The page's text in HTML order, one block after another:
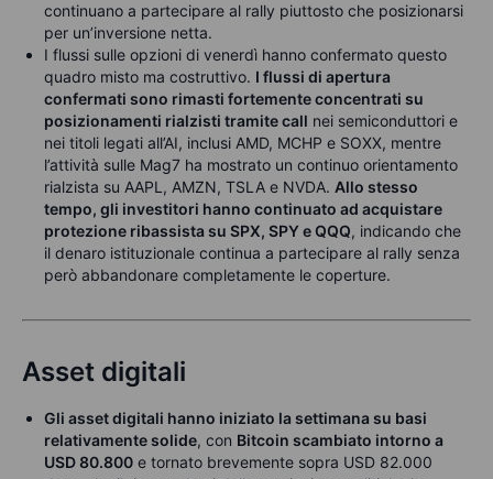
continuano a partecipare al rally piuttosto che posizionarsi
per un’inversione netta.
I flussi sulle opzioni di venerdì hanno confermato questo
quadro misto ma costruttivo. I flussi di apertura
confermati sono rimasti fortemente concentrati su
posizionamenti rialzisti tramite call nei semiconduttori e
nei titoli legati all’AI, inclusi AMD, MCHP e SOXX, mentre
l’attività sulle Mag7 ha mostrato un continuo orientamento
rialzista su AAPL, AMZN, TSLA e NVDA. Allo stesso
tempo, gli investitori hanno continuato ad acquistare
protezione ribassista su SPX, SPY e QQQ, indicando che
il denaro istituzionale continua a partecipare al rally senza
però abbandonare completamente le coperture.
Asset digitali
Gli asset digitali hanno iniziato la settimana su basi
relativamente solide, con Bitcoin scambiato intorno a
USD 80.800 e tornato brevemente sopra USD 82.000